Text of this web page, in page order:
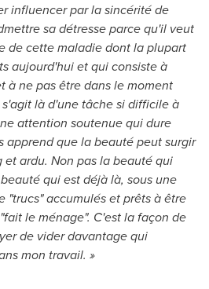
influencer par la sincérité de
sa détresse parce qu'il veut
de cette maladie dont la plupart
aujourd'hui et qui consiste à
à ne pas être dans le moment
là d'une tâche si difficile à
attention soutenue qui dure
apprend que la beauté peut surgir
et ardu. Non pas la beauté qui
qui est déjà là, sous une
"trucs" accumulés et prêts à être
le ménage". C'est la façon de
de vider davantage qui
mon travail. »